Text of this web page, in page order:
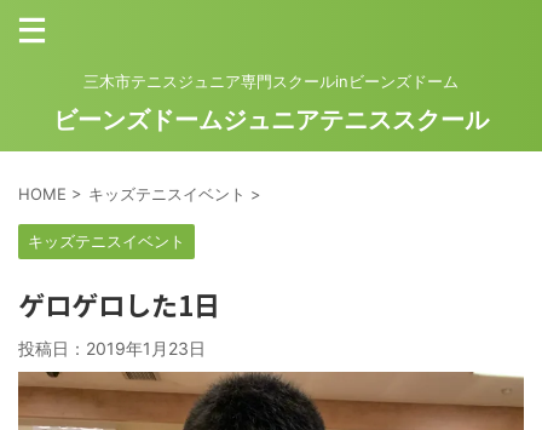
三木市テニスジュニア専門スクールinビーンズドーム
ビーンズドームジュニアテニススクール
HOME > キッズテニスイベント >
キッズテニスイベント
ゲロゲロした1日
投稿日： 2019年1月23日